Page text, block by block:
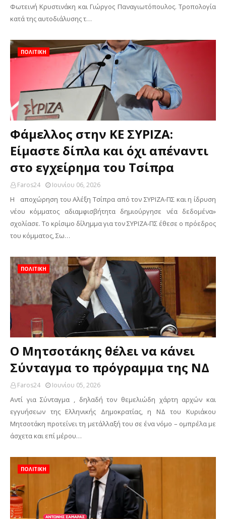
Φωτεινή Κρυστινάκη και Γιώργος Παναγιωτόπουλος. Τροπολογία
κατά της αυτοδιάλυσης τ…
ΠΟΛΙΤΙΚΗ
Φάμελλος στην ΚΕ ΣΥΡΙΖΑ:
Είμαστε δίπλα και όχι απέναντι
στο εγχείρημα του Τσίπρα
Faros24 Ιουνίου 06, 2026
H αποχώρηση του Αλέξη Τσίπρα από τον ΣΥΡΙΖΑ-ΠΣ και η ίδρυση
νέου κόμματος αδιαμφισβήτητα δημιούργησε νέα δεδομένα»
σχολίασε. Το κρίσιμο δίλημμα για τον ΣΥΡΙΖΑ-ΠΣ έθεσε ο πρόεδρος
του κόμματος, Σω…
ΠΟΛΙΤΙΚΗ
Ο Μητσοτάκης θέλει να κάνει
Σύνταγμα το πρόγραμμα της ΝΔ
Faros24 Ιουνίου 05, 2026
Αντί για Σύνταγμα , δηλαδή τον θεμελιώδη χάρτη αρχών και
εγγυήσεων της Ελληνικής Δημοκρατίας, η ΝΔ του Κυριάκου
Μητσοτάκη προτείνει τη μετάλλαξή του σε ένα νόμο – ομπρέλα με
άσχετα και επί μέρου…
ΠΟΛΙΤΙΚΗ